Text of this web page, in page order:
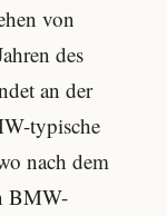
von
des
an der
typische
nach dem
BMW-